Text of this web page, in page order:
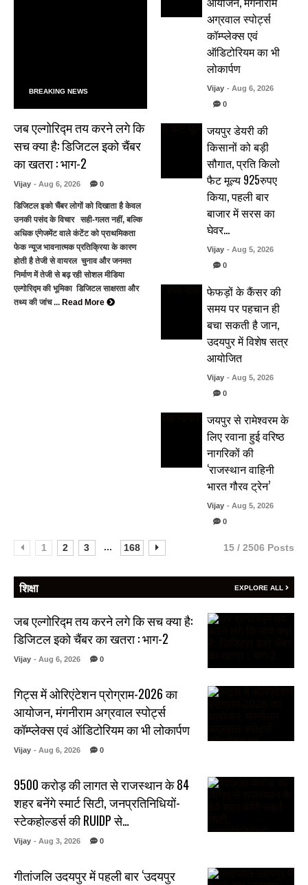
BREAKING NEWS
जब एल्गोरिद्म तय करने लगे कि
सच क्या है: डिजिटल इको चैंबर
का खतरा : भाग-2
Vijay - Aug 6, 2026 0
डिजिटल इको चैंबर लोगों को दिखाता है केवल
उनकी पसंद के विचार सही-गलत नहीं, बल्कि
अधिक एंगेजमेंट वाले कंटेंट को प्राथमिकता
फेक न्यूज भावनात्मक प्रतिक्रिया के कारण
होती है तेजी से वायरल चुनाव और जनमत
निर्माण में तेजी से बढ़ रही सोशल मीडिया
एल्गोरिद्म की भूमिका डिजिटल साक्षरता और
तथ्य की जांच ... Read More
अग्रवाल स्पोर्ट्स
कॉम्प्लेक्स एवं
ऑडिटोरियम का भी
लोकार्पण
Vijay - Aug 6, 2026
0
जयपुर डेयरी की
किसानों को बड़ी
सौगात, प्रति किलो
फैट मूल्य 925रुपए
किया, पहली बार
बाजार में सरस का
घेवर…
Vijay - Aug 5, 2026
0
फेफड़ों के कैंसर की
समय पर पहचान ही
बचा सकती है जान,
उदयपुर में विशेष सत्र
आयोजित
Vijay - Aug 5, 2026
0
जयपुर से रामेश्वरम के
लिए रवाना हुई वरिष्ठ
नागरिकों की
‘राजस्थान वाहिनी
भारत गौरव ट्रेन’
Vijay - Aug 5, 2026
0
1 2 3 ... 168 15 / 2506 Posts
शिक्षा EXPLORE ALL
जब एल्गोरिद्म तय करने लगे कि सच क्या है:
डिजिटल इको चैंबर का खतरा : भाग-2
Vijay - Aug 6, 2026 0
गिट्स में ओरिएंटेशन प्रोग्राम-2026 का
आयोजन, मंगनीराम अग्रवाल स्पोर्ट्स
कॉम्प्लेक्स एवं ऑडिटोरियम का भी लोकार्पण
Vijay - Aug 6, 2026 0
₹9500 करोड़ की लागत से राजस्थान के 84
शहर बनेंगे स्मार्ट सिटी, जनप्रतिनिधियों-
स्टेकहोल्डर्स की RUIDP से…
Vijay - Aug 3, 2026 0
गीतांजलि उदयपुर में पहली बार ‘उदयपुर